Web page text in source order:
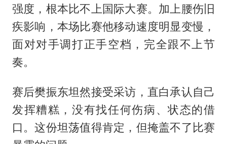
强度，根本比不上国际大赛。加上腰伤旧
疾影响，本场比赛他移动速度明显变慢，
面对对手调打正手空档，完全跟不上节
奏。
赛后樊振东坦然接受采访，直白承认自己
发挥糟糕，没有找任何伤病、状态的借
口。这份坦荡值得肯定，但掩盖不了比赛